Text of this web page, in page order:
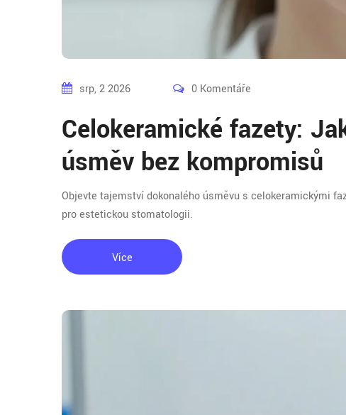
srp, 2 2026 0 Komentáře
Celokeramické fazety:
úsměv bez kompromisů
Objevte tajemství dokonalého úsměvu s celokeramickými
pro estetickou stomatologii.
Více